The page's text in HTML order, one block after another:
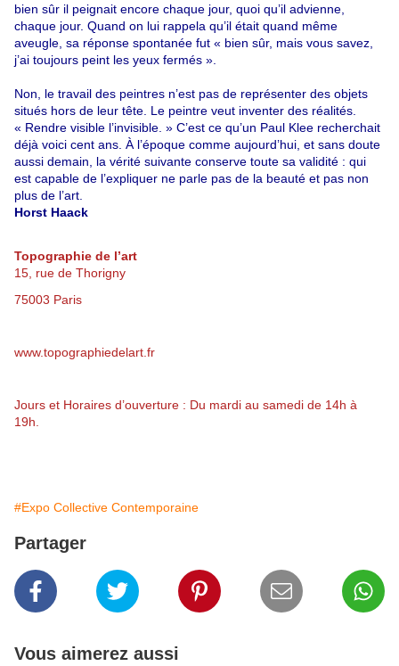
bien sûr il peignait encore chaque jour, quoi qu’il advienne,
chaque jour. Quand on lui rappela qu’il était quand même
aveugle, sa réponse spontanée fut « bien sûr, mais vous savez,
j’ai toujours peint les yeux fermés ».
Non, le travail des peintres n’est pas de représenter des objets
situés hors de leur tête. Le peintre veut inventer des réalités.
« Rendre visible l’invisible. » C’est ce qu’un Paul Klee recherchait
déjà voici cent ans. À l’époque comme aujourd’hui, et sans doute
aussi demain, la vérité suivante conserve toute sa validité : qui
est capable de l’expliquer ne parle pas de la beauté et pas non
plus de l’art.
Horst Haack
Topographie de l’art
15, rue de Thorigny
75003 Paris
www.topographiedelart.fr
Jours et Horaires d’ouverture : Du mardi au samedi de 14h à
19h.
#Expo Collective Contemporaine
Partager
Vous aimerez aussi